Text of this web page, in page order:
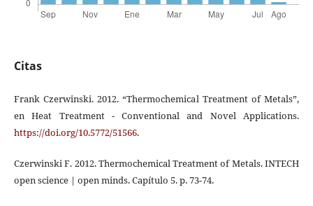
Citas
Frank Czerwinski. 2012. “Thermochemical Treatment of Metals”,
en Heat Treatment - Conventional and Novel Applications.
https://doi.org/10.5772/51566.
Czerwinski F. 2012. Thermochemical Treatment of Metals. INTECH
open science | open minds. Capítulo 5. p. 73-74.